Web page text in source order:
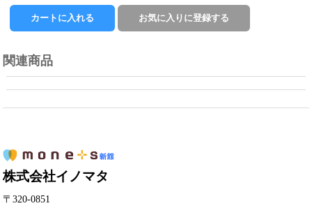
関連商品
株式会社イノマタ
〒320-0851